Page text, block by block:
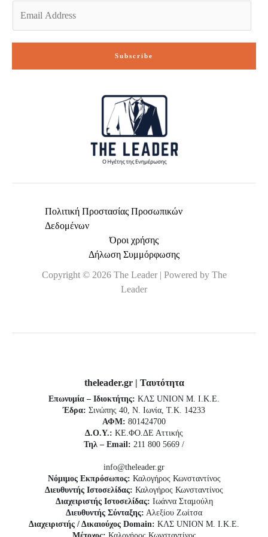
Subscribe
Πολιτική Προστασίας Προσωπικών
Δεδομένων
Όροι χρήσης
Δήλωση Συμμόρφωσης
Copyright © 2026 The Leader | Powered by The
Leader
theleader.gr | Ταυτότητα
Επωνυμία – Ιδιοκτήτης: ΚΛΣ UNION Μ. Ι.Κ.Ε.
Έδρα: Σινώπης 40, Ν. Ιωνία, Τ.Κ. 14233
ΑΦΜ: 801424700
Δ.Ο.Υ.: ΚΕ.ΦΟ.ΔΕ Αττικής
Τηλ – Email: 211 800 5669 /
info@theleader.gr
Νόμιμος Εκπρόσωπος: Καλογήρος Κωνσταντίνος
Διευθυντής Ιστοσελίδας: Καλογήρος Κωνσταντίνος
Διαχειριστής Ιστοσελίδας: Ιωάννα Σταμούλη
Διευθυντής Σύνταξης: Αλεξίου Ζωίτσα
Διαχειριστής / Δικαιούχος Domain: ΚΛΣ UNION Μ. Ι.Κ.Ε.